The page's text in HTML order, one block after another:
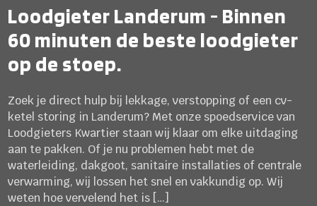
Loodgieter Landerum - Binnen
60 minuten de beste loodgieter
op de stoep.
Zoek je direct hulp bij lekkage, verstopping of een cv-
ketel storing in Landerum? Met onze spoedservice van
Loodgieters Kwartier staan wij klaar om elke uitdaging
aan te pakken. Of je nu problemen hebt met de
waterleiding, dakgoot, sanitaire installaties of centrale
verwarming, wij lossen het snel en vakkundig op. Wij
weten hoe vervelend het is […]